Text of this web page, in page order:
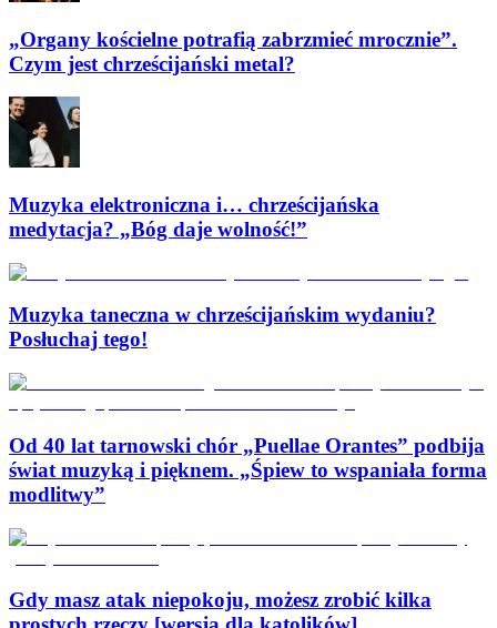
„Organy kościelne potrafią zabrzmieć mrocznie”.
Czym jest chrześcijański metal?
Muzyka elektroniczna i… chrześcijańska
medytacja? „Bóg daje wolność!”
Muzyka taneczna w chrześcijańskim wydaniu?
Posłuchaj tego!
Od 40 lat tarnowski chór „Puellae Orantes” podbija
świat muzyką i pięknem. „Śpiew to wspaniała forma
modlitwy”
Gdy masz atak niepokoju, możesz zrobić kilka